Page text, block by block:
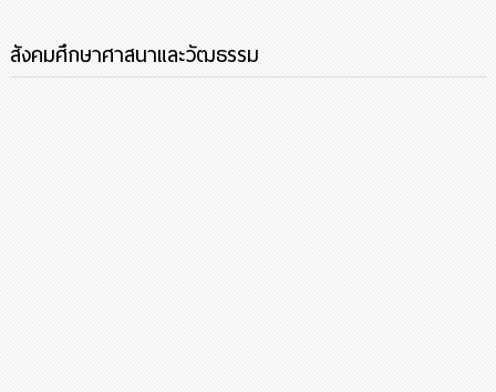
สังคมศึกษาศาสนาและวัฒธรรม